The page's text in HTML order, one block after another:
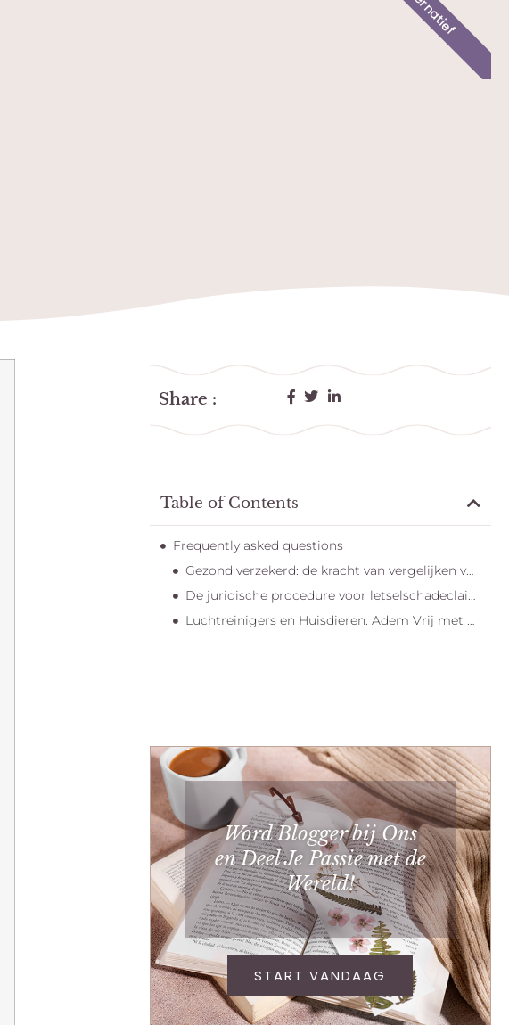
Share :
Table of Contents
Frequently asked questions
Gezond verzekerd: de kracht van vergelijken voor jongeren
De juridische procedure voor letselschadeclaims
Luchtreinigers en Huisdieren: Adem Vrij met een Frisse en Geurvrije Leefomgeving
Word Blogger bij Ons
en Deel Je Passie met de
Wereld!
START VANDAAG